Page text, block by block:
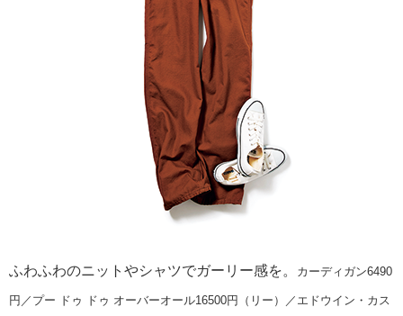
ふわふわのニットやシャツでガーリー感を。 カーディガン6490
円／プー ドゥ ドゥ オーバーオール16500円（リー）／エドウイン・カス